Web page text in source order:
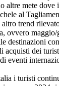
altre mete
al
trend
ovvero
destinazioni
acquisti dei
eventi
i turisti